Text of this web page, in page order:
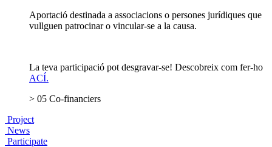
Aportació destinada a associacions o persones jurídiques que
vullguen patrocinar o vincular-se a la causa.
La teva participació pot desgravar-se! Descobreix com fer-ho
ACÍ.
> 05 Co-financiers
Project
News
Participate